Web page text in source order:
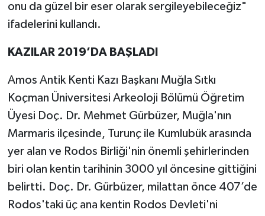
onu da güzel bir eser olarak sergileyebileceğiz"
ifadelerini kullandı.
KAZILAR 2019’DA BAŞLADI
Amos Antik Kenti Kazı Başkanı Muğla Sıtkı
Koçman Üniversitesi Arkeoloji Bölümü Öğretim
Üyesi Doç. Dr. Mehmet Gürbüzer, Muğla'nın
Marmaris ilçesinde, Turunç ile Kumlubük arasında
yer alan ve Rodos Birliği'nin önemli şehirlerinden
biri olan kentin tarihinin 3000 yıl öncesine gittiğini
belirtti. Doç. Dr. Gürbüzer, milattan önce 407’de
Rodos'taki üç ana kentin Rodos Devleti'ni